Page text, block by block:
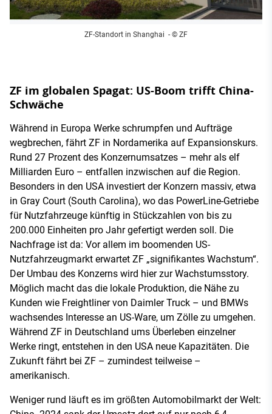
ZF-Standort in Shanghai - © ZF
ZF im globalen Spagat: US-Boom trifft China-
Schwäche
Während in Europa Werke schrumpfen und Aufträge
wegbrechen, fährt ZF in Nordamerika auf Expansionskurs.
Rund 27 Prozent des Konzernumsatzes – mehr als elf
Milliarden Euro – entfallen inzwischen auf die Region.
Besonders in den USA investiert der Konzern massiv, etwa
in Gray Court (South Carolina), wo das PowerLine-Getriebe
für Nutzfahrzeuge künftig in Stückzahlen von bis zu
200.000 Einheiten pro Jahr gefertigt werden soll. Die
Nachfrage ist da: Vor allem im boomenden US-
Nutzfahrzeugmarkt erwartet ZF „signifikantes Wachstum“.
Der Umbau des Konzerns wird hier zur Wachstumsstory.
Möglich macht das die lokale Produktion, die Nähe zu
Kunden wie Freightliner von Daimler Truck – und BMWs
wachsendes Interesse an US-Ware, um Zölle zu umgehen.
Während ZF in Deutschland ums Überleben einzelner
Werke ringt, entstehen in den USA neue Kapazitäten. Die
Zukunft fährt bei ZF – zumindest teilweise –
amerikanisch.
Weniger rund läuft es im größten Automobilmarkt der Welt: